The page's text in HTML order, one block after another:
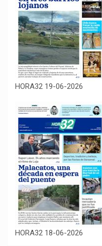
HORA32 19-06-2026
HORA32 18-06-2026